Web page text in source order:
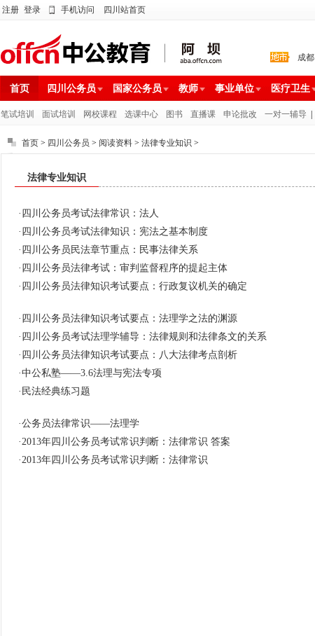
注册 登录 手机访问 四川站首页
成都
首页 四川公务员 国家公务员 教师 事业单位 医疗卫生
笔试培训 面试培训 网校课程 选课中心 图书 直播课 申论批改 一对一辅导
首页 > 四川公务员 > 阅读资料 > 法律专业知识 >
法律专业知识
· 四川公务员考试法律常识：法人
· 四川公务员考试法律知识：宪法之基本制度
· 四川公务员民法章节重点：民事法律关系
· 四川公务员法律考试：审判监督程序的提起主体
· 四川公务员法律知识考试要点：行政复议机关的确定
· 四川公务员法律知识考试要点：法理学之法的渊源
· 四川公务员考试法理学辅导：法律规则和法律条文的关系
· 四川公务员法律知识考试要点：八大法律考点剖析
·中公私塾——3.6法理与宪法专项
· 民法经典练习题
·公务员法律常识——法理学
·2013年四川公务员考试常识判断：法律常识 答案
·2013年四川公务员考试常识判断：法律常识